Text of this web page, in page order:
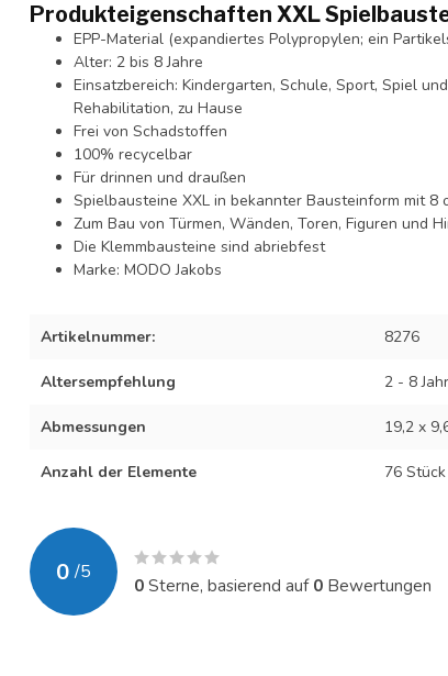
Produkteigenschaften XXL
EPP-Material (expandiertes Polypropylen; ein
Alter: 2 bis 8 Jahre
Einsatzbereich: Kindergarten, Schule, Sport, Spiel
Rehabilitation, zu Hause
Frei von Schadstoffen
100% recycelbar
Für drinnen und draußen
Spielbausteine XXL in bekannter Bausteinform mit 8
Zum Bau von Türmen, Wänden, Toren, Figuren und
Die Klemmbausteine sind abriebfest
Marke: MODO Jakobs
Artikelnummer: 8276
Altersempfehlung 2 - 8
Abmessungen 19,2 x
Anzahl der Elemente 76 Stück
0 /5
0Sterne, basierend auf0 Bewertungen